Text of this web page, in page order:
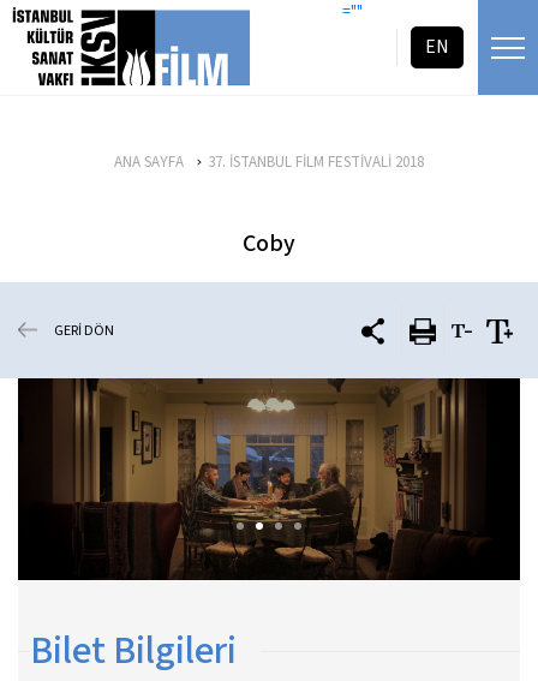
icerigi atla =""
EN
ANA SAYFA 37. İSTANBUL FİLM FESTİVALİ 2018
Coby
GERİ DÖN
Bilet Bilgileri